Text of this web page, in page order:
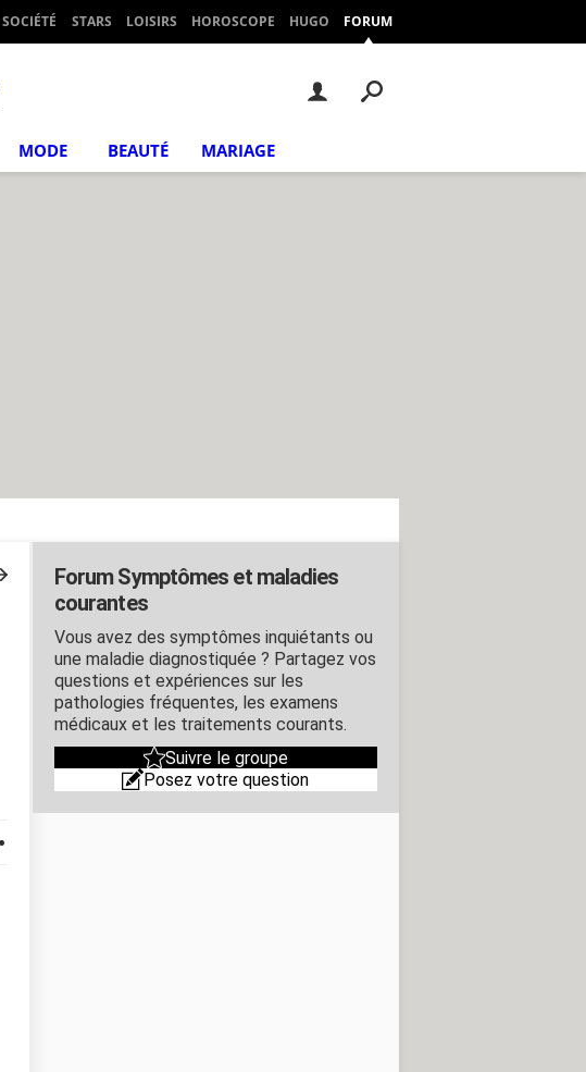
SOCIÉTÉ STARS LOISIRS HOROSCOPE HUGO FORUM
MODE BEAUTÉ MARIAGE
Forum Symptômes et maladies
courantes
Vous avez des symptômes inquiétants ou
une maladie diagnostiquée ? Partagez vos
questions et expériences sur les
pathologies fréquentes, les examens
médicaux et les traitements courants.
Suivre le groupe
Posez votre question